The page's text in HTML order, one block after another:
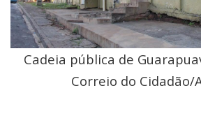
Cadeia pública de
Correio do Cidadão/